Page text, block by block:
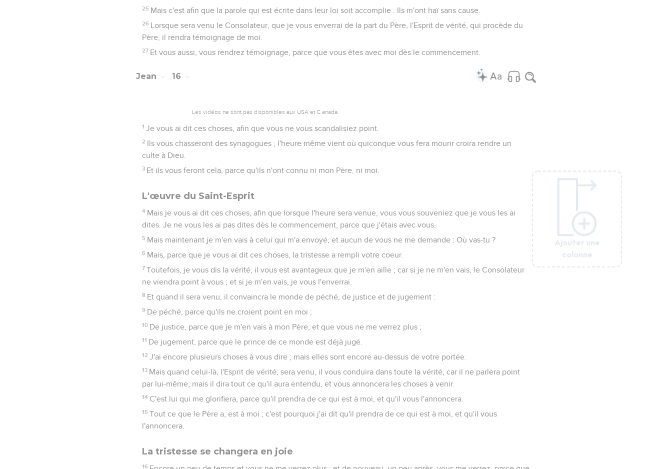
Ajouter une
colonne
25 Mais c'est afin que la parole qui est écrite dans leur loi soit accomplie : Ils m'ont haï sans cause.
26 Lorsque sera venu le Consolateur, que je vous enverrai de la part du Père, l'Esprit de vérité, qui procède du
Père, il rendra témoignage de moi.
27 Et vous aussi, vous rendrez témoignage, parce que vous êtes avec moi dès le commencement.
Ajouter une
colonne
Jean 16
Les vidéos ne sont pas disponibles aux USA et C anada.
1 Je vous ai dit ces choses, afin que vous ne vous scandalisiez point.
2 Ils vous chasseront des synagogues ; l'heure même vient où quiconque vous fera mourir croira rendre un
culte à Dieu.
3 Et ils vous feront cela, parce qu'ils n'ont connu ni mon Père, ni moi.
L'œuvre du Saint-Esprit
4 Mais je vous ai dit ces choses, afin que lorsque l'heure sera venue, vous vous souveniez que je vous les ai
dites. Je ne vous les ai pas dites dès le commencement, parce que j'étais avec vous.
5 Mais maintenant je m'en vais à celui qui m'a envoyé, et aucun de vous ne me demande : Où vas-tu ?
6 Mais, parce que je vous ai dit ces choses, la tristesse a rempli votre coeur.
7 Toutefois, je vous dis la vérité, il vous est avantageux que je m'en aille ; car si je ne m'en vais, le Consolateur
ne viendra point à vous ; et si je m'en vais, je vous l'enverrai.
8 Et quand il sera venu, il convaincra le monde de péché, de justice et de jugement :
9 De péché, parce qu'ils ne croient point en moi ;
10 De justice, parce que je m'en vais à mon Père, et que vous ne me verrez plus ;
11 De jugement, parce que le prince de ce monde est déjà jugé.
12 J'ai encore plusieurs choses à vous dire ; mais elles sont encore au-dessus de votre portée.
13 Mais quand celui-là, l'Esprit de vérité, sera venu, il vous conduira dans toute la vérité, car il ne parlera point
par lui-même, mais il dira tout ce qu'il aura entendu, et vous annoncera les choses à venir.
14 C'est lui qui me glorifiera, parce qu'il prendra de ce qui est à moi, et qu'il vous l'annoncera.
15 Tout ce que le Père a, est à moi ; c'est pourquoi j'ai dit qu'il prendra de ce qui est à moi, et qu'il vous
l'annoncera.
La tristesse se changera en joie
16
Ajouter une
colonne
Ajouter une
colonne
Ajouter une
colonne
Ajouter une
colonne